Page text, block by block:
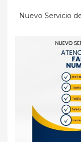
Nuevo Servicio